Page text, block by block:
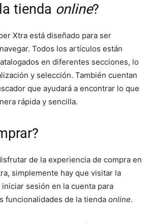
tienda online?
Xtra está diseñado para ser
Todos los artículos están
en diferentes secciones, lo
y selección. También cuentan
que ayudará a encontrar lo que
rápida y sencilla.
de la experiencia de compra en
simplemente hay que visitar la
sesión en la cuenta para
funcionalidades de la tienda online.